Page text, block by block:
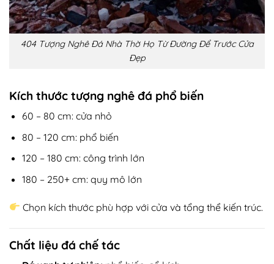
404 Tượng Nghê Đá Nhà Thờ Họ Từ Đường Để Trước Cửa
Đẹp
Kích thước tượng nghê đá phổ biến
60 – 80 cm: cửa nhỏ
80 – 120 cm: phổ biến
120 – 180 cm: công trình lớn
180 – 250+ cm: quy mô lớn
Chọn kích thước phù hợp với cửa và tổng thể kiến trúc.
Chất liệu đá chế tác